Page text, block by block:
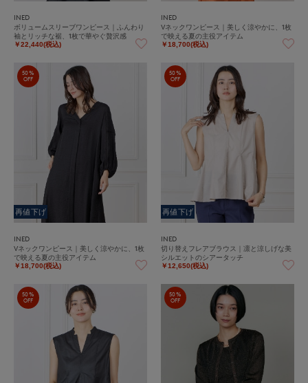
INED
ボリュームスリーブワンピース｜ふんわり
袖とリッチな裾、1枚で華やぐ贅沢感
￥22,440(税込)
INED
Vネックワンピース｜美しく涼やかに、1枚
で映える夏の主役アイテム
￥18,700(税込)
50%
OFF
再値下げ
INED
Vネックワンピース｜美しく涼やかに、1枚
で映える夏の主役アイテム
￥18,700(税込)
50%
OFF
再値下げ
INED
切り替えフレアブラウス｜凛と涼しげな美
シルエットのシアータッチ
￥12,650(税込)
50%
OFF
50%
OFF